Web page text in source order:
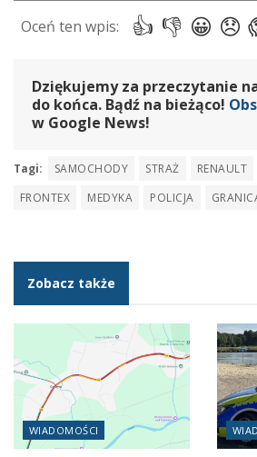
Dziękujemy za przeczytanie
do końca. Bądź na bieżąco!
w Google News!
Tagi: SAMOCHODY STRAŻ RENAULT
FRONTEX
MEDYKA POLICJA
Zobacz także
WIADOMOŚCI